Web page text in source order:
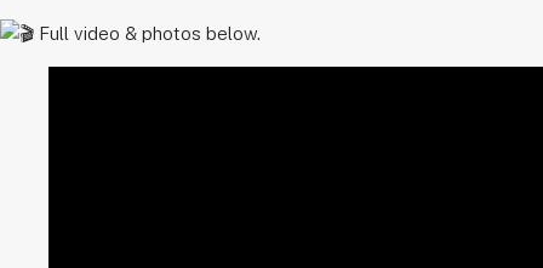
Full video & photos below.